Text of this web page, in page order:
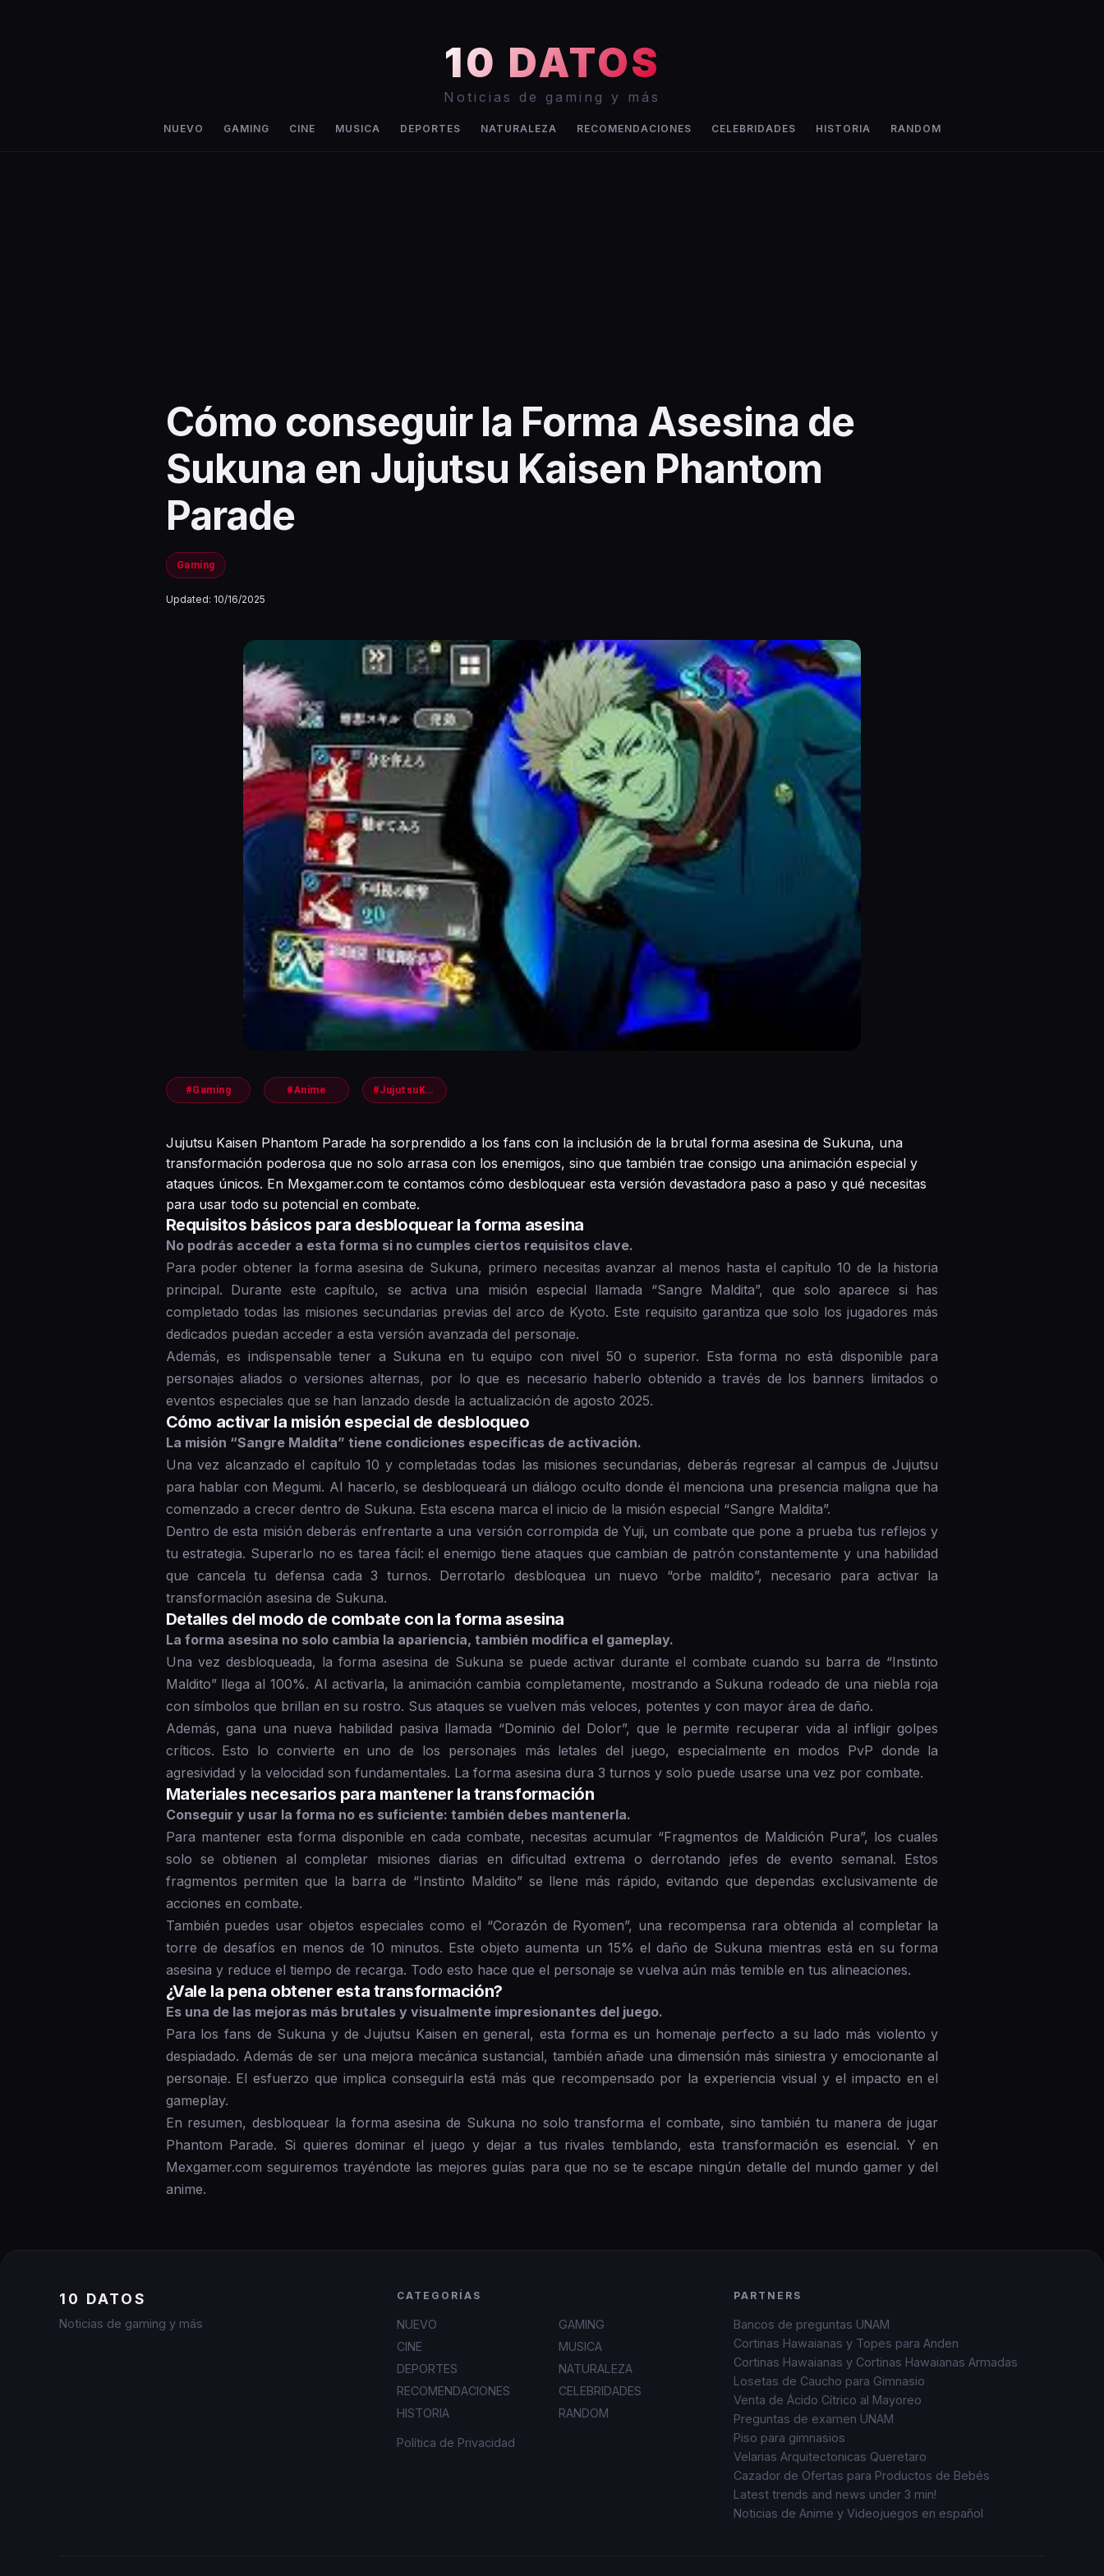
10 DATOS
Noticias de gaming y más
NUEVO GAMING CINE MUSICA DEPORTES NATURALEZA RECOMENDACIONES CELEBRIDADES HISTORIA RANDOM
Cómo conseguir la Forma Asesina de
Sukuna en Jujutsu Kaisen Phantom
Parade
Gaming
Updated: 10/16/2025
#Gaming #Anime #JujutsuKaisen
Jujutsu Kaisen Phantom Parade ha sorprendido a los fans con la inclusión de la brutal forma asesina de Sukuna, una
transformación poderosa que no solo arrasa con los enemigos, sino que también trae consigo una animación especial y
ataques únicos. En Mexgamer.com te contamos cómo desbloquear esta versión devastadora paso a paso y qué necesitas
para usar todo su potencial en combate.
Requisitos básicos para desbloquear la forma asesina
No podrás acceder a esta forma si no cumples ciertos requisitos clave.
Para poder obtener la forma asesina de Sukuna, primero necesitas avanzar al menos hasta el capítulo 10 de la historia
principal. Durante este capítulo, se activa una misión especial llamada “Sangre Maldita”, que solo aparece si has
completado todas las misiones secundarias previas del arco de Kyoto. Este requisito garantiza que solo los jugadores más
dedicados puedan acceder a esta versión avanzada del personaje.
Además, es indispensable tener a Sukuna en tu equipo con nivel 50 o superior. Esta forma no está disponible para
personajes aliados o versiones alternas, por lo que es necesario haberlo obtenido a través de los banners limitados o
eventos especiales que se han lanzado desde la actualización de agosto 2025.
Cómo activar la misión especial de desbloqueo
La misión “Sangre Maldita” tiene condiciones específicas de activación.
Una vez alcanzado el capítulo 10 y completadas todas las misiones secundarias, deberás regresar al campus de Jujutsu
para hablar con Megumi. Al hacerlo, se desbloqueará un diálogo oculto donde él menciona una presencia maligna que ha
comenzado a crecer dentro de Sukuna. Esta escena marca el inicio de la misión especial “Sangre Maldita”.
Dentro de esta misión deberás enfrentarte a una versión corrompida de Yuji, un combate que pone a prueba tus reflejos y
tu estrategia. Superarlo no es tarea fácil: el enemigo tiene ataques que cambian de patrón constantemente y una habilidad
que cancela tu defensa cada 3 turnos. Derrotarlo desbloquea un nuevo “orbe maldito”, necesario para activar la
transformación asesina de Sukuna.
Detalles del modo de combate con la forma asesina
La forma asesina no solo cambia la apariencia, también modifica el gameplay.
Una vez desbloqueada, la forma asesina de Sukuna se puede activar durante el combate cuando su barra de “Instinto
Maldito” llega al 100%. Al activarla, la animación cambia completamente, mostrando a Sukuna rodeado de una niebla roja
con símbolos que brillan en su rostro. Sus ataques se vuelven más veloces, potentes y con mayor área de daño.
Además, gana una nueva habilidad pasiva llamada “Dominio del Dolor”, que le permite recuperar vida al infligir golpes
críticos. Esto lo convierte en uno de los personajes más letales del juego, especialmente en modos PvP donde la
agresividad y la velocidad son fundamentales. La forma asesina dura 3 turnos y solo puede usarse una vez por combate.
Materiales necesarios para mantener la transformación
Conseguir y usar la forma no es suficiente: también debes mantenerla.
Para mantener esta forma disponible en cada combate, necesitas acumular “Fragmentos de Maldición Pura”, los cuales
solo se obtienen al completar misiones diarias en dificultad extrema o derrotando jefes de evento semanal. Estos
fragmentos permiten que la barra de “Instinto Maldito” se llene más rápido, evitando que dependas exclusivamente de
acciones en combate.
También puedes usar objetos especiales como el “Corazón de Ryomen”, una recompensa rara obtenida al completar la
torre de desafíos en menos de 10 minutos. Este objeto aumenta un 15% el daño de Sukuna mientras está en su forma
asesina y reduce el tiempo de recarga. Todo esto hace que el personaje se vuelva aún más temible en tus alineaciones.
¿Vale la pena obtener esta transformación?
Es una de las mejoras más brutales y visualmente impresionantes del juego.
Para los fans de Sukuna y de Jujutsu Kaisen en general, esta forma es un homenaje perfecto a su lado más violento y
despiadado. Además de ser una mejora mecánica sustancial, también añade una dimensión más siniestra y emocionante al
personaje. El esfuerzo que implica conseguirla está más que recompensado por la experiencia visual y el impacto en el
gameplay.
En resumen, desbloquear la forma asesina de Sukuna no solo transforma el combate, sino también tu manera de jugar
Phantom Parade. Si quieres dominar el juego y dejar a tus rivales temblando, esta transformación es esencial. Y en
Mexgamer.com seguiremos trayéndote las mejores guías para que no se te escape ningún detalle del mundo gamer y del
anime.
10 DATOS
Noticias de gaming y más
CATEGORÍAS
NUEVO
GAMING
CINE
MUSICA
DEPORTES
NATURALEZA
RECOMENDACIONES
CELEBRIDADES
HISTORIA
RANDOM
Política de Privacidad
PARTNERS
Bancos de preguntas UNAM
Cortinas Hawaianas y Topes para Anden
Cortinas Hawaianas y Cortinas Hawaianas Armadas
Losetas de Caucho para Gimnasio
Venta de Ácido Cítrico al Mayoreo
Preguntas de examen UNAM
Piso para gimnasios
Velarias Arquitectonicas Queretaro
Cazador de Ofertas para Productos de Bebés
Latest trends and news under 3 min!
Noticias de Anime y Videojuegos en español